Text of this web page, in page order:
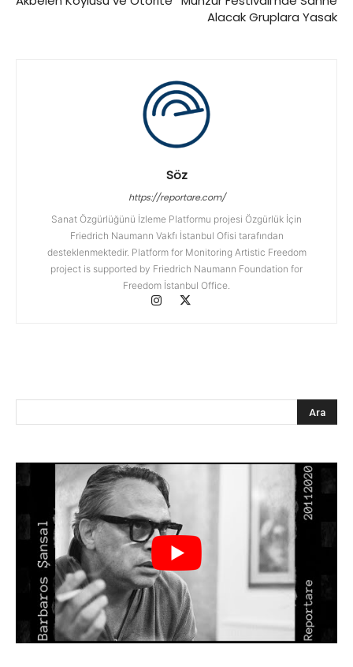
Alacak Gruplara Yasak
Söz
https://reportare.com/
Sanat Özgürlüğünü İzleme Platformu projesi Özgürlük İçin
Friedrich Naumann Vakfı İstanbul Ofisi tarafından
desteklenmektedir. Platform for Monitoring Artistic Freedom
project is supported by Friedrich Naumann Foundation for
Freedom İstanbul Office.